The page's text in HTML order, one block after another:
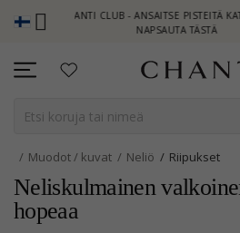
CHANTI CLUB - ANSAITSE PISTEITÄ KATSO
NAPSAUTA TÄSTÄ
Muodot / kuvat Neliö Riipukset
Neliskulmainen
hopeaa